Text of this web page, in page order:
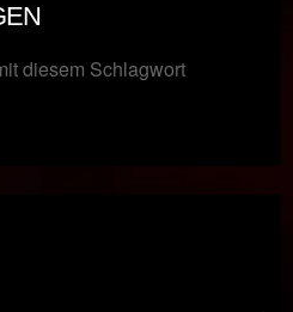
diesem Schlagwort